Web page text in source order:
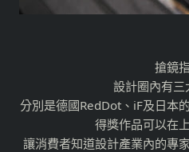
搶鏡
設計圈內有三
分別是德國RedDot、iF及日本
得獎作品可以在
讓消費者知道設計產業內的專